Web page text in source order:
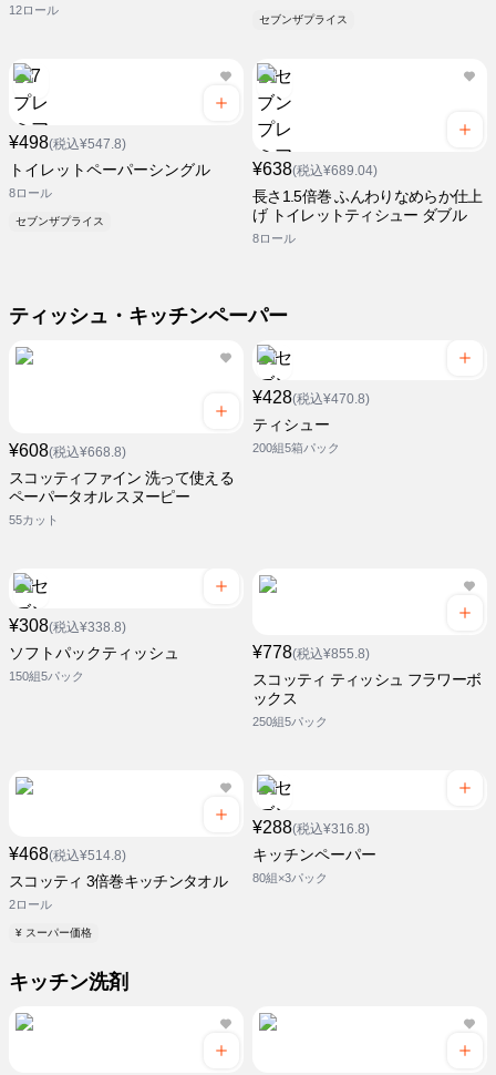
12ロール
セブンザプライス
¥498(税込¥547.8)
トイレットペーパーシングル
8ロール
セブンザプライス
¥638(税込¥689.04)
長さ1.5倍巻 ふんわりなめらか仕上
げ トイレットティシュー ダブル
8ロール
ティッシュ・キッチンペーパー
¥608(税込¥668.8)
スコッティファイン 洗って使える
ペーパータオル スヌーピー
55カット
¥428(税込¥470.8)
ティシュー
200組5箱パック
¥308(税込¥338.8)
ソフトパックティッシュ
150組5パック
¥778(税込¥855.8)
スコッティ ティッシュ フラワーボ
ックス
250組5パック
¥468(税込¥514.8)
スコッティ 3倍巻キッチンタオル
2ロール
¥ スーパー価格
¥288(税込¥316.8)
キッチンペーパー
80組×3パック
キッチン洗剤